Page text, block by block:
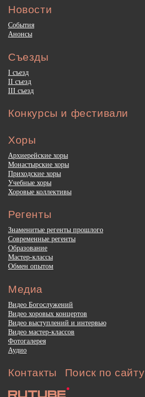
Новости
События
Анонсы
Съезды
I съезд
II съезд
III съезд
Конкурсы и фестивали
Хоры
Архиерейские хоры
Монастырские хоры
Приходские хоры
Учебные хоры
Хоровые коллективы
Регенты
Знаменитые регенты прошлого
Современные регенты
Образование
Мастер-классы
Обмен опытом
Медиа
Видео Богослужений
Видео хоровых концертов
Видео выступлений и интервью
Видео мастер-классов
Фотогалерея
Аудио
Контакты Поиск по сайту